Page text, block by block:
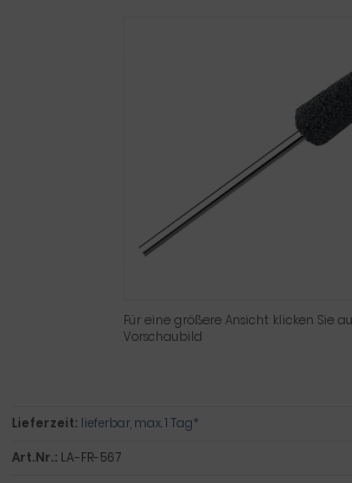
Für eine größere Ansicht klicken Sie
Vorschaubild
Lieferzeit: lieferbar, max. 1 Tag*
Art.Nr.: LA-FR-567